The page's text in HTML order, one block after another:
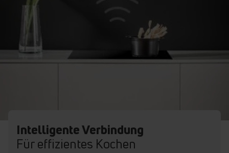
Intelligente Verbindung
Für effizientes Kochen